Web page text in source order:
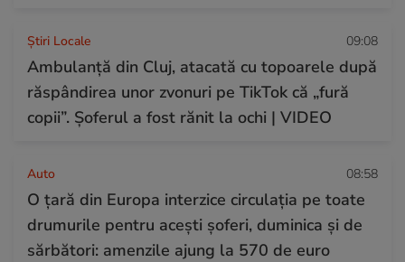
Știri Locale 09:08
Ambulanță din Cluj, atacată cu topoarele după
răspândirea unor zvonuri pe TikTok că „fură
copii”. Șoferul a fost rănit la ochi | VIDEO
Auto 08:58
O țară din Europa interzice circulația pe toate
drumurile pentru acești șoferi, duminica și de
sărbători: amenzile ajung la 570 de euro